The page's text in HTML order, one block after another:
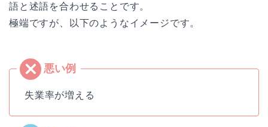
語と述語を合わせることです。
極端ですが、以下のようなイメージです。
失業率が増える